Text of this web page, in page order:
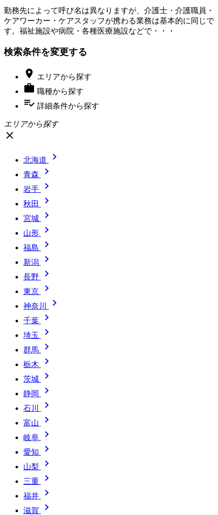
勤務先によって呼び名は異なりますが、介護士・介護職員・
ケアワーカー・ケアスタッフが携わる業務は基本的に同じで
す。福祉施設や病院・各種医療施設などで・・・
検索条件を変更する
 エリアから探す
 職種から探す
playlist_add_check 詳細条件から探す
エリアから探す
close
北海道 
青森 
岩手 
秋田 
宮城 
山形 
福島 
新潟 
長野 
東京 
神奈川 
千葉 
埼玉 
群馬 
栃木 
茨城 
静岡 
石川 
富山 
岐阜 
愛知 
山梨 
三重 
福井 
滋賀 